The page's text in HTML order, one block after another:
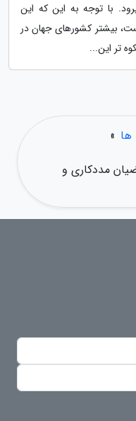
با توجه به این که این
بیشتر کشورهای جهان در
تر این...
ها »
مددکاری و